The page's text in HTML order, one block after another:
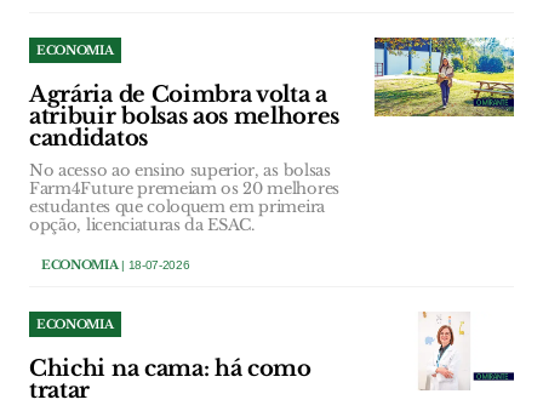
ECONOMIA
Agrária de Coimbra volta a
atribuir bolsas aos melhores
candidatos
No acesso ao ensino superior, as bolsas
Farm4Future premeiam os 20 melhores
estudantes que coloquem em primeira
opção, licenciaturas da ESAC.
ECONOMIA | 18-07-2026
ECONOMIA
Chichi na cama: há como
tratar